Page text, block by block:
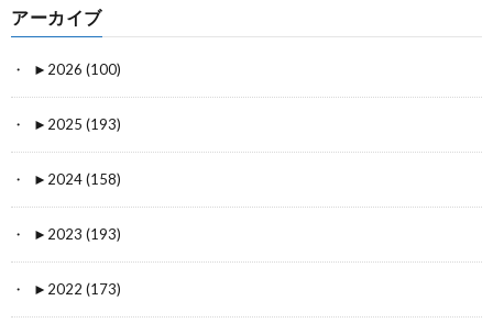
アーカイブ
► 2026 (100)
► 2025 (193)
► 2024 (158)
► 2023 (193)
► 2022 (173)